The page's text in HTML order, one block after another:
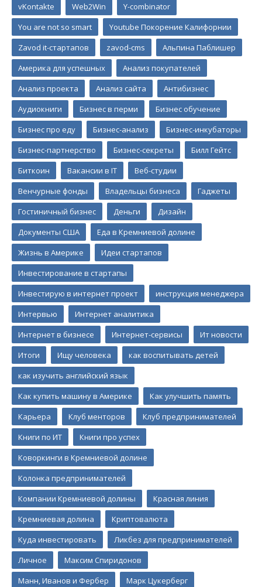
vKontakte
Web2Win
Y-combinator
You are not so smart
Youtube Покорение Калифорнии
Zavod it-стартапов
zavod-cms
Альпина Паблишер
Америка для успешных
Анализ покупателей
Анализ проекта
Анализ сайта
Антибизнес
Аудиокниги
Бизнес в перми
Бизнес обучение
Бизнес про еду
Бизнес-анализ
Бизнес-инкубаторы
Бизнес-партнерство
Бизнес-секреты
Билл Гейтс
Биткоин
Вакансии в IT
Веб-студии
Венчурные фонды
Владельцы бизнеса
Гаджеты
Гостиничный бизнес
Деньги
Дизайн
Документы США
Еда в Кремниевой долине
Жизнь в Америке
Идеи стартапов
Инвестирование в стартапы
Инвестирую в интернет проект
инструкция менеджера
Интервью
Интернет аналитика
Интернет в бизнесе
Интернет-сервисы
Ит новости
Итоги
Ищу человека
как воспитывать детей
как изучить английский язык
Как купить машину в Америке
Как улучшить память
Карьера
Клуб менторов
Клуб предпринимателей
Книги по ИТ
Книги про успех
Коворкинги в Кремниевой долине
Колонка предпринимателей
Компании Кремниевой долины
Красная линия
Кремниевая долина
Криптовалюта
Куда инвестировать
Ликбез для предпринимателей
Личное
Максим Спиридонов
Манн, Иванов и Фербер
Марк Цукерберг